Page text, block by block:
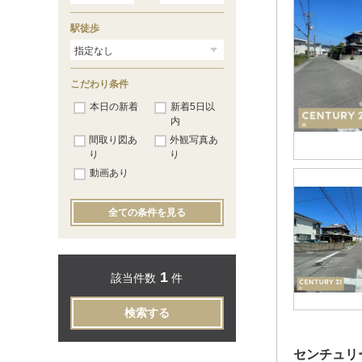
センチュリ
和歌山市（87）
駅徒歩
こだわり条件
本日の新着
新着5日以
内
間取り図あ
り
外観写真あ
り
動画あり
全ての条件を見る
該当件数 1 件
検索する